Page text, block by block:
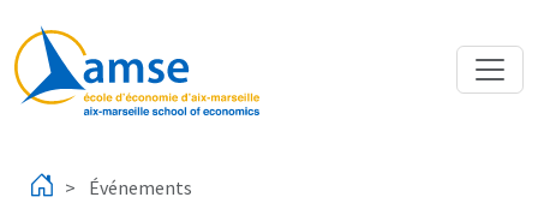
Événements